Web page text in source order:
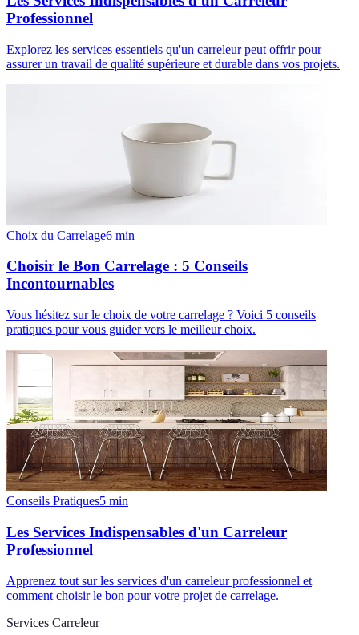
Professionnel
Explorez les services essentiels qu'un carreleur peut offrir pour
assurer un travail de qualité supérieure et durable dans vos projets.
Choix du Carrelage6 min
Choisir le Bon Carrelage : 5 Conseils
Incontournables
Vous hésitez sur le choix de votre carrelage ? Voici 5 conseils
pratiques pour vous guider vers le meilleur choix.
Conseils Pratiques5 min
Les Services Indispensables d'un Carreleur
Professionnel
Apprenez tout sur les services d'un carreleur professionnel et
comment choisir le bon pour votre projet de carrelage.
Services Carreleur